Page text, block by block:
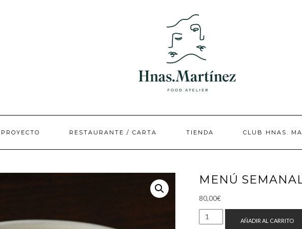
PROYECTO RESTAURANTE / CARTA TIENDA CLUB HNAS.
MENÚ
80,00€
AÑADIR AL CARRITO